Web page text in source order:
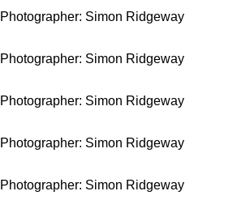
Simon Ridgeway
Simon Ridgeway
Simon Ridgeway
Simon Ridgeway
Simon Ridgeway